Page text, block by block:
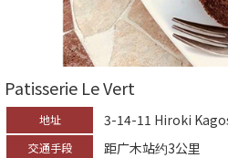
Patisserie Le Vert
地址 3-14-11 Hiroki
交通手段 距广木站约3公里